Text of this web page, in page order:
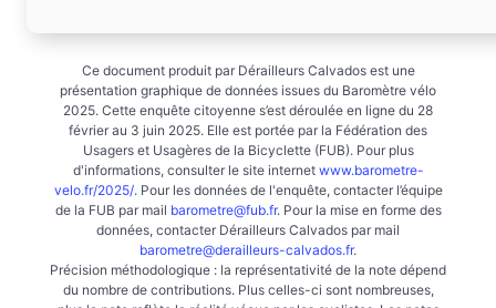
Ce document produit par Dérailleurs Calvados est une
présentation graphique de données issues du Baromètre vélo
2025. Cette enquête citoyenne s’est déroulée en ligne du 28
février au 3 juin 2025. Elle est portée par la Fédération des
Usagers et Usagères de la Bicyclette (FUB). Pour plus
d'informations, consulter le site internet www.barometre-
velo.fr/2025/. Pour les données de l'enquête, contacter l’équipe
de la FUB par mail barometre@fub.fr. Pour la mise en forme des
données, contacter Dérailleurs Calvados par mail
barometre@derailleurs-calvados.fr.
Précision méthodologique : la représentativité de la note dépend
du nombre de contributions. Plus celles-ci sont nombreuses,